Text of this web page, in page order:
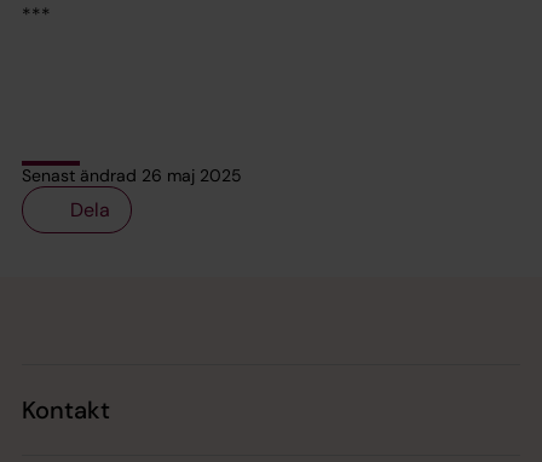
***
Senast ändrad 26 maj 2025
Dela
Kontakt